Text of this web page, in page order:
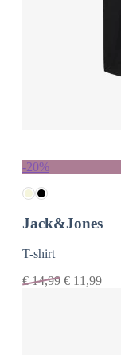
-20%
Jack&Jones
T-shirt
€14,99 € 11,99